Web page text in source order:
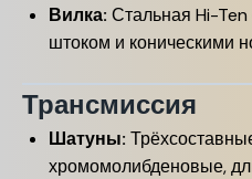
Вилка: Стальная Hi-
штоком и коническими
Трансмиссия
Шатуны:
хромомолибденовые,